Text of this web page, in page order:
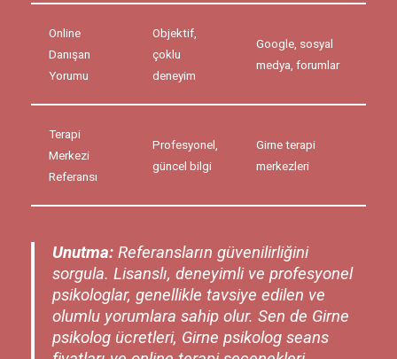
Online
Danışan
Yorumu
Objektif,
çoklu
deneyim
Google, sosyal
medya, forumlar
Terapi
Merkezi
Referansı
Profesyonel,
güncel bilgi
Girne terapi
merkezleri
Unutma: Referansların güvenilirliğini
sorgula. Lisanslı, deneyimli ve profesyonel
psikologlar, genellikle tavsiye edilen ve
olumlu yorumlara sahip olur. Sen de Girne
psikolog ücretleri, Girne psikolog seans